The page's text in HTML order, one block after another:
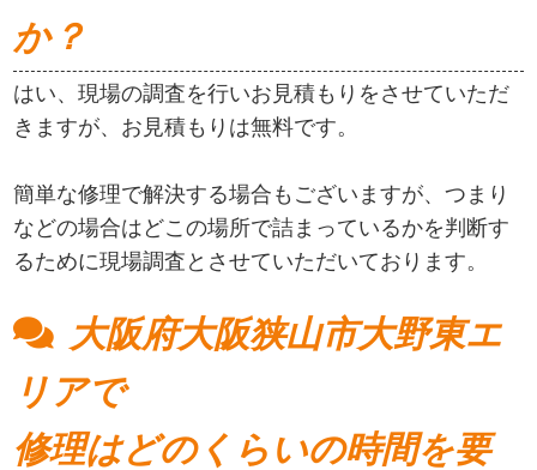
か？
はい、現場の調査を行いお見積もりをさせていただ
きますが、お見積もりは無料です。
簡単な修理で解決する場合もございますが、つまり
などの場合はどこの場所で詰まっているかを判断す
るために現場調査とさせていただいております。
大阪府大阪狭山市大野東エ
リアで
修理はどのくらいの時間を要